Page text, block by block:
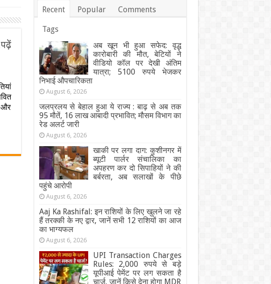
और
Recent Popular Comments
Tags
अब खून भी हुआ सफेद: वृद्ध
कारोबारी की मौत, बेटियों ने
वीडियो कॉल पर देखी अंतिम
यात्रा; 5100 रुपये भेजकर
निभाई औपचारिकता
August 6, 2026
जलप्रलय से बेहाल हुआ ये राज्य : बाढ़ से अब तक
95 मौतें, 16 लाख आबादी प्रभावित; मौसम विभाग का
रेड अलर्ट जारी
August 6, 2026
खाकी पर लगा दाग: कुशीनगर में
ब्यूटी पार्लर संचालिका का
अपहरण कर दो सिपाहियों ने की
बर्बरता, अब सलाखों के पीछे
पहुंचे आरोपी
August 6, 2026
Aaj Ka Rashifal: इन राशियों के लिए खुलने जा रहे
हैं तरक्की के नए द्वार, जानें सभी 12 राशियों का आज
का भाग्यफल
August 6, 2026
UPI Transaction Charges
Rules: 2,000 रुपये से बड़े
यूपीआई पेमेंट पर लग सकता है
चार्ज, जानें किसे देना होगा MDR